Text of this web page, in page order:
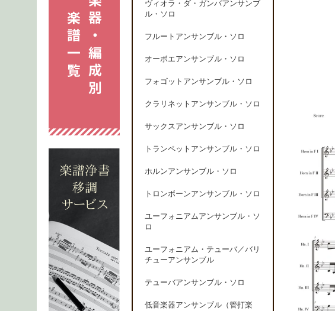
ヴィオラ・ダ・ガンバアンサンブ
ル・ソロ
フルートアンサンブル・ソロ
オーボエアンサンブル・ソロ
フォゴットアンサンブル・ソロ
クラリネットアンサンブル・ソロ
サックスアンサンブル・ソロ
トランペットアンサンブル・ソロ
ホルンアンサンブル・ソロ
トロンボーンアンサンブル・ソロ
ユーフォニアムアンサンブル・ソ
ロ
ユーフォニアム・テューバ／バリ
チューアンサンブル
テューバアンサンブル・ソロ
低音楽器アンサンブル（管打楽